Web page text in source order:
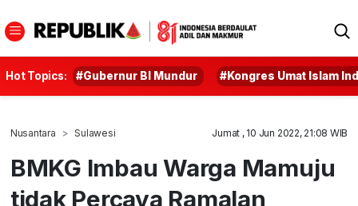
Hot Topics: #Gubernur BI Mundur #Kongres Umat Islam
Nusantara Sulawesi Jumat , 10 Jun 2022, 21:08 WIB
BMKG Imbau Warga Mamuju
tidak Percaya Ramalan